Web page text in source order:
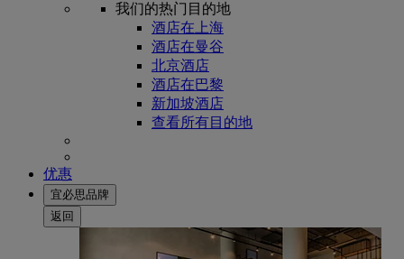
我们的热门目的地
酒店在上海
酒店在曼谷
北京酒店
酒店在巴黎
新加坡酒店
查看所有目的地
优惠
宜必思品牌
返回